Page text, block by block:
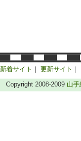
新着サイト ｜ 更新サイト ｜
Copyright 2008-2009 山